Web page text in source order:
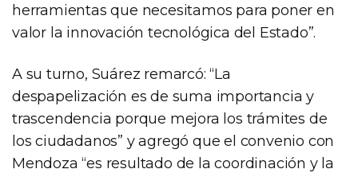
herramientas que necesitamos para poner en
valor la innovación tecnológica del Estado”.
A su turno, Suárez remarcó: “La
despapelización es de suma importancia y
trascendencia porque mejora los trámites de
los ciudadanos” y agregó que el convenio con
Mendoza “es resultado de la coordinación y la